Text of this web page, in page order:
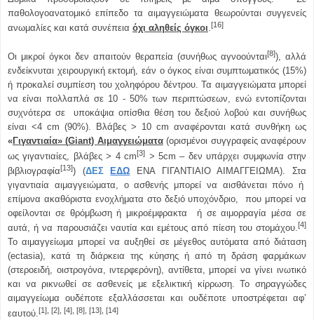
παθολογοανατομικό επίπεδο τα αιμαγγειώματα θεωρούνται συγγενείς
ανωμαλίες και κατά συνέπεια όχι αληθείς όγκοι.[16]
Οι μικροί όγκοι δεν απαιτούν θεραπεία (συνήθως αγνοούνται[8]), αλλά
ενδείκνυται χειρουργική εκτομή, εάν ο όγκος είναι συμπτωματικός (15%)
ή προκαλεί συμπίεση του χοληφόρου δέντρου. Τα αιμαγγειώματα μπορεί
να είναι πολλαπλά σε 10 - 50% των περιπτώσεων, ενώ εντοπίζονται
συχνότερα σε υποκάψια οπίσθια θέση του δεξιού λοβού και συνήθως
είναι <4 cm (90%). Βλάβες > 10 cm αναφέρονται κατά συνθήκη ως
«Γιγαντιαία» (Giant) Aιμαγγειώματα(ορισμένοι συγγραφείς αναφέρουν
ως γιγαντιαίες, βλάβες > 4 cm[3] > 5cm – δεν υπάρχει συμφωνία στην
βιβλιογραφία[13]) (ΔΕΣ ΕΔΩ ΕΝΑ ΓΙΓΑΝΤΙΑΙΟ ΑΙΜΑΓΓΕΙΩΜΑ). Στα
γιγαντιαία αιμαγγειώματα, ο ασθενής μπορεί να αισθάνεται πόνο ή
επίμονα ακαθόριστα ενοχλήματα στο δεξιό υποχόνδριο, που μπορεί να
οφείλονται σε θρόμβωση ή μικροέμφρακτα ή σε αιμορραγία μέσα σε
αυτά, ή να παρουσιάζει ναυτία και εμέτους από πίεση του στομάχου.[4]
Το αιμαγγείωμα μπορεί να αυξηθεί σε μέγεθος αυτόματα από διάταση
(ectasia), κατά τη διάρκεια της κύησης ή από τη δράση φαρμάκων
(στεροειδή, οιστρογόνα, ιντερφερόνη), αντίθετα, μπορεί να γίνει ινωτικό
και να ρικνωθεί σε ασθενείς με εξελικτική κίρρωση. Το σηραγγώδες
αιμαγγείωμα ουδέποτε εξαλλάσσεται και ουδέποτε υποστρέφεται αφ’
εαυτού. [1], [2], [4], [8], [13], [14]